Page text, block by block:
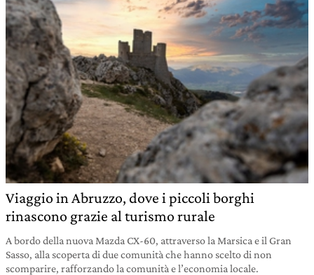
Viaggio in Abruzzo, dove i piccoli borghi
rinascono grazie al turismo rurale
A bordo della nuova Mazda CX-60, attraverso la Marsica e il Gran
Sasso, alla scoperta di due comunità che hanno scelto di non
scomparire, rafforzando la comunità e l’economia locale.